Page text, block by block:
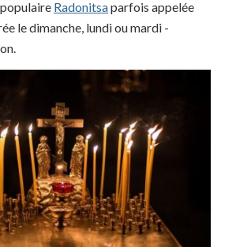
Radonitsaparfois appelée
le dimanche, lundi ou mardi -